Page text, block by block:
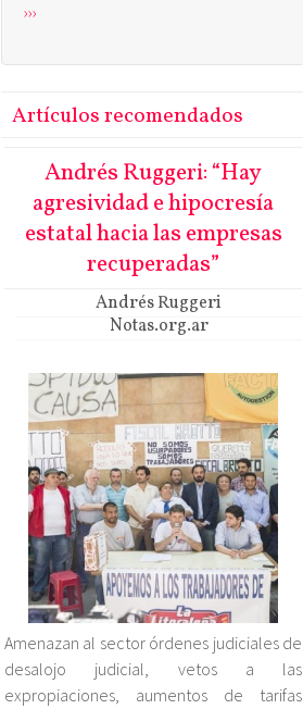
›››
Artículos recomendados
Andrés Ruggeri: “Hay
agresividad e hipocresía
estatal hacia las empresas
recuperadas”
Andrés Ruggeri
Notas.org.ar
Amenazan al sector órdenes judiciales de
desalojo judicial, vetos a las
expropiaciones, aumentos de tarifas